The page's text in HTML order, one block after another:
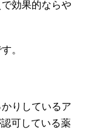
効果的ならや
。
りしているア
可している薬